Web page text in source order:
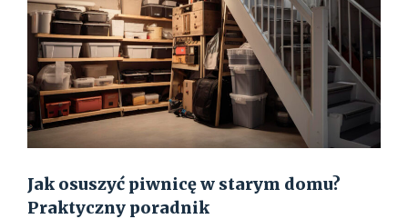
Jak osuszyć piwnicę w starym domu?
Praktyczny poradnik